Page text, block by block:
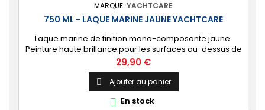
MARQUE: YACHTCARE
750 ML - LAQUE MARINE JAUNE YACHTCARE
Laque marine de finition mono-composante jaune.
Peinture haute brillance pour les surfaces au-dessus de
la ligne de flottaison. ⚙️ [Tout support] Brillance longue
durée sur toutes les coques de bateau en polyester,
époxy, bois et acier. Usage également possible en
intérieur. 🔝 [Haute protection] Protection durable
contre les éléments marins et les...
Prix
29,90 €
 Ajouter au panier
 En stock